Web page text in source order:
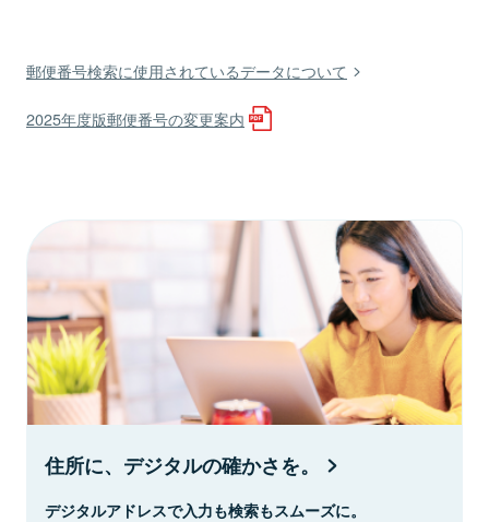
郵便番号検索に使用されているデータについて
2025年度版郵便番号の変更案内
住所に、デジタルの確かさを。
デジタルアドレスで入力も検索もスムーズに。